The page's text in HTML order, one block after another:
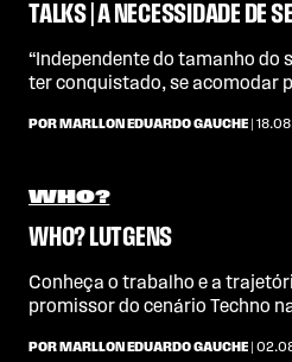
TALKS | A NECESSIDADE DE
“Independente do tamanho do
ter conquistado, se acomodar
POR MARLLON EDUARDO GAUCHE |
WHO?
WHO? LUTGENS
Conheça o trabalho e a
promissor do cenário Techno
POR MARLLON EDUARDO GAUCHE |